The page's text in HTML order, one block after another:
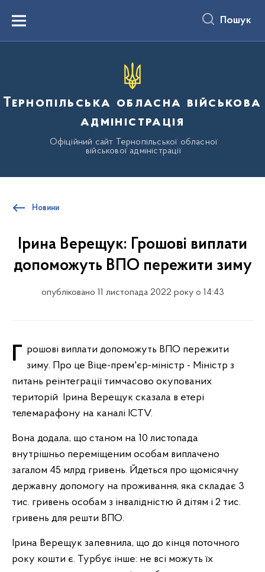
вмістуMenu Пошук
Тернопільська обласна військова
адміністрація
Офіційний сайт Тернопільської обласної
військової адміністрації
Новини
Ірина Верещук: Грошові виплати
допоможуть ВПО пережити зиму
опубліковано 11 листопада 2022 року о 14:43
Грошові виплати допоможуть ВПО пережити зиму. Про це Віце-прем'єр-міністр - Міністр з
питань реінтеграції тимчасово окупованих
територій Ірина Верещук сказала в етері
телемарафону на каналі ICTV.
Вона додала, що станом на 10 листопада
внутрішньо переміщеним особам виплачено
загалом 45 млрд гривень. Йдеться про щомісячну
державну допомогу на проживання, яка складає 3
тис. гривень особам з інвалідністю й дітям і 2 тис.
гривень для решти ВПО.
Ірина Верещук запевнила, що до кінця поточного
року кошти є. Турбує інше: не всі можуть їх